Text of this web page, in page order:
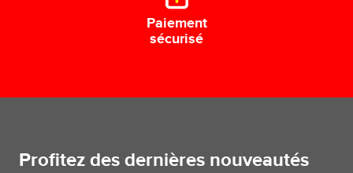
Paiement
sécurisé
Profitez des dernières nouveautés